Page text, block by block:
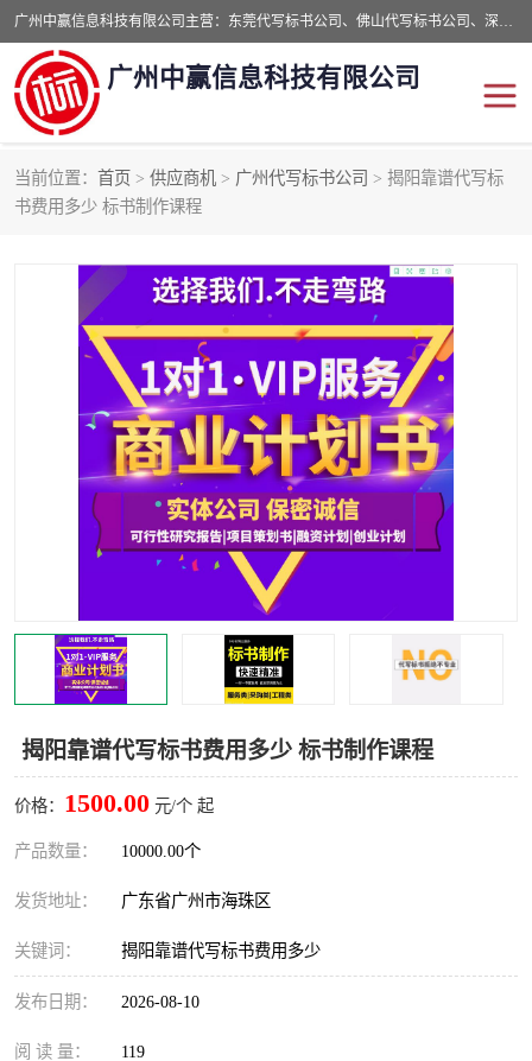
广州中赢信息科技有限公司主营：东莞代写标书公司、佛山代写标书公司、深圳代写标书公司等,食品类标书、工程类类标书,经验丰富的标书制作团队,24小时加急服务,多对一服务。
广州中赢信息科技有限公司
当前位置： 首页 > 供应商机 > 广州代写标书公司 > 揭阳靠谱代写标
书费用多少 标书制作课程
揭阳靠谱代写标书费用多少 标书制作课程
价格： 1500.00 元/个 起
产品数量： 10000.00个
发货地址： 广东省广州市海珠区
关键词： 揭阳靠谱代写标书费用多少
发布日期： 2026-08-10
阅 读 量： 119
东莞代写标书公司
深圳代写标书公司 广州代写标书公司